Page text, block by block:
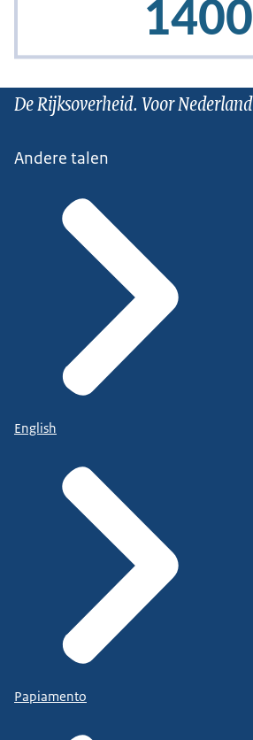
De Rijksoverheid. Voor Nederland
Andere talen
English
Papiamento